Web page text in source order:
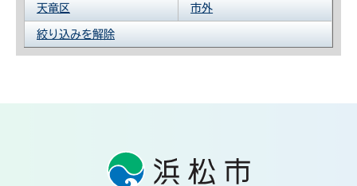
天竜区 市外
絞り込みを解除